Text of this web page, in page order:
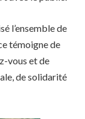
l’ensemble de
témoigne de
vous et de
de solidarité